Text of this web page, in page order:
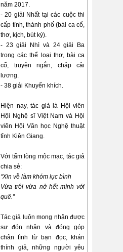
năm 2017.
- 20 giải Nhất tại các cuộc thi
cấp tỉnh, thành phố (bài ca cổ,
thơ, kịch, bút ký).
- 23 giải Nhì và 24 giải Ba
trong các thể loại thơ, bài ca
cổ, truyện ngắn, chặp cải
lương.
- 38 giải Khuyến khích.
Hiện nay, tác giả là Hội viên
Hội Nghệ sĩ Việt Nam và Hội
viên Hội Văn học Nghệ thuật
tỉnh Kiên Giang.
Với tấm lòng mộc mạc, tác giả
chia sẻ:
“Xin về làm khóm lục bình
Vừa trôi vừa nở hết mình với
quê.”
Tác giả luôn mong nhận được
sự đón nhận và đóng góp
chân tình từ bạn đọc, khán
thính giả, những người yêu